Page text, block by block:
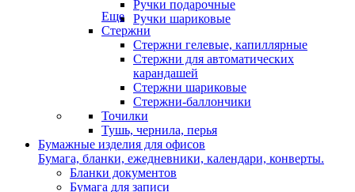
Ручки подарочные
Ручки шариковые
Еще
Стержни
Стержни гелевые, капиллярные
Стержни для автоматических
карандашей
Стержни шариковые
Стержни-баллончики
Точилки
Тушь, чернила, перья
Бумажные изделия для офисов
Бумага, бланки, ежедневники, календари, конверты.
Бланки документов
Бумага для записи